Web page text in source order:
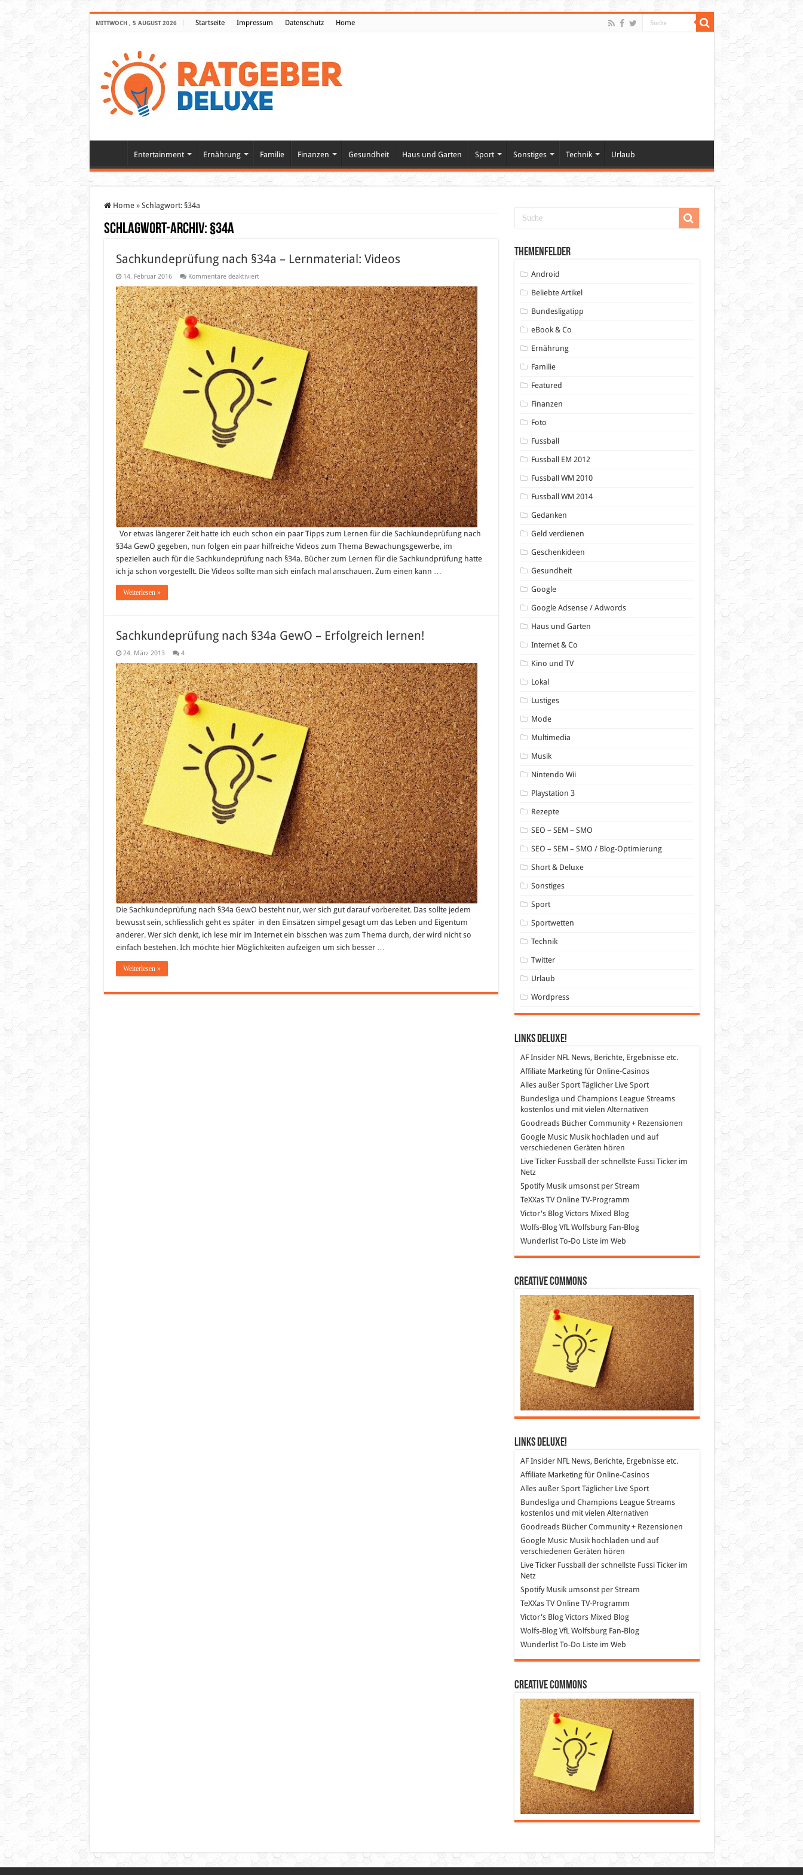
MITTWOCH , 5 AUGUST 2026 Startseite Impressum Datenschutz Home
Entertainment Ernährung Familie Finanzen Gesundheit Haus und Garten Sport Sonstiges Technik Urlaub
Home » Schlagwort: §34a
Schlagwort-Archiv: §34a
Sachkundeprüfung nach §34a – Lernmaterial: Videos
14. Februar 2016 Kommentare deaktiviertfür
nach
§34a
–
Lernmaterial:
Videos
Vor etwas längerer Zeit hatte ich euch schon ein paar Tipps zum Lernen für die Sachkundeprüfung nach
§34a GewO gegeben, nun folgen ein paar hilfreiche Videos zum Thema Bewachungsgewerbe, im
speziellen auch für die Sachkundeprüfung nach §34a. Bücher zum Lernen für die Sachkundprüfung hatte
ich ja schon vorgestellt. Die Videos sollte man sich einfach mal anschauen. Zum einen kann …
Weiterlesen »
Sachkundeprüfung nach §34a GewO – Erfolgreich lernen!
24. März 2013 4
Die Sachkundeprüfung nach §34a GewO besteht nur, wer sich gut darauf vorbereitet. Das sollte jedem
bewusst sein, schliesslich geht es später in den Einsätzen simpel gesagt um das Leben und Eigentum
anderer. Wer sich denkt, ich lese mir im Internet ein bisschen was zum Thema durch, der wird nicht so
einfach bestehen. Ich möchte hier Möglichkeiten aufzeigen um sich besser …
Weiterlesen »
Themenfelder
Android
Beliebte Artikel
Bundesligatipp
eBook & Co
Ernährung
Familie
Featured
Finanzen
Foto
Fussball
Fussball EM 2012
Fussball WM 2010
Fussball WM 2014
Gedanken
Geld verdienen
Geschenkideen
Gesundheit
Google
Google Adsense / Adwords
Haus und Garten
Internet & Co
Kino und TV
Lokal
Lustiges
Mode
Multimedia
Musik
Nintendo Wii
Playstation 3
Rezepte
SEO – SEM – SMO
SEO – SEM – SMO / Blog-Optimierung
Short & Deluxe
Sonstiges
Sport
Sportwetten
Technik
Twitter
Urlaub
Wordpress
Links DeLuXe!
AF InsiderNFL News, Berichte, Ergebnisse etc.
Affiliate Marketingfür Online-Casinos
Alles außer SportTäglicher Live Sport
Bundesliga und Champions League Streams
kostenlos und mit vielen Alternativen
GoodreadsBücher Community + Rezensionen
Google MusicMusik hochladen und auf
verschiedenen Geräten hören
Live Ticker Fussball
der schnellste Fussi Ticker im
Netz
SpotifyMusik umsonst per Stream
TeXXas TVOnline TV-Programm
Victor's BlogVictors Mixed Blog
Wolfs-BlogVfL Wolfsburg Fan-Blog
WunderlistTo-Do Liste im Web
Creative Commons
Links DeLuXe!
AF InsiderNFL News, Berichte, Ergebnisse etc.
Affiliate Marketingfür Online-Casinos
Alles außer SportTäglicher Live Sport
Bundesliga und Champions League Streams
kostenlos und mit vielen Alternativen
GoodreadsBücher Community + Rezensionen
Google MusicMusik hochladen und auf
verschiedenen Geräten hören
Live Ticker Fussball
der schnellste Fussi Ticker im
Netz
SpotifyMusik umsonst per Stream
TeXXas TVOnline TV-Programm
Victor's BlogVictors Mixed Blog
Wolfs-BlogVfL Wolfsburg Fan-Blog
WunderlistTo-Do Liste im Web
Creative Commons